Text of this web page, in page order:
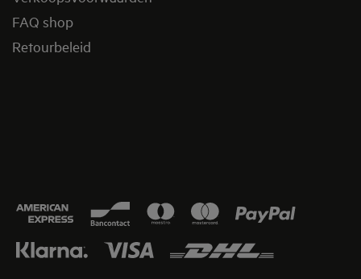
FAQ shop
Retourbeleid​